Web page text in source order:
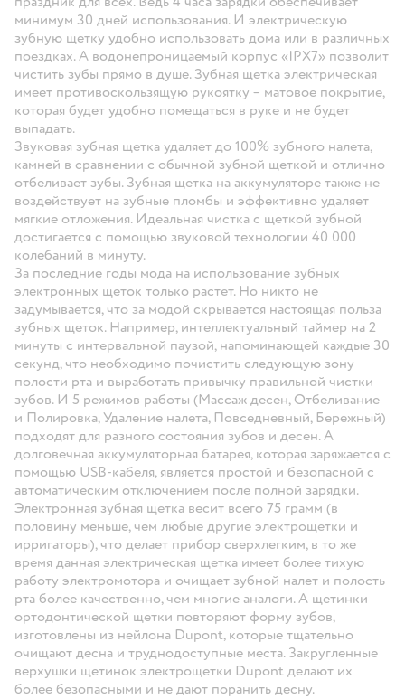
минимум 30 дней использования. И электрическую
зубную щетку удобно использовать дома или в различных
поездках. А водонепроницаемый корпус «IPX7» позволит
чистить зубы прямо в душе. Зубная щетка электрическая
имеет противоскользящую рукоятку – матовое покрытие,
которая будет удобно помещаться в руке и не будет
выпадать.
Звуковая зубная щетка удаляет до 100% зубного налета,
камней в сравнении с обычной зубной щеткой и отлично
отбеливает зубы. Зубная щетка на аккумуляторе также не
воздействует на зубные пломбы и эффективно удаляет
мягкие отложения. Идеальная чистка с щеткой зубной
достигается с помощью звуковой технологии 40 000
колебаний в минуту.
За последние годы мода на использование зубных
электронных щеток только растет. Но никто не
задумывается, что за модой скрывается настоящая польза
зубных щеток. Например, интеллектуальный таймер на 2
минуты с интервальной паузой, напоминающей каждые 30
секунд, что необходимо почистить следующую зону
полости рта и выработать привычку правильной чистки
зубов. И 5 режимов работы (Массаж десен, Отбеливание
и Полировка, Удаление налета, Повседневный, Бережный)
подходят для разного состояния зубов и десен. А
долговечная аккумуляторная батарея, которая заряжается с
помощью USB-кабеля, является простой и безопасной с
автоматическим отключением после полной зарядки.
Электронная зубная щетка весит всего 75 грамм (в
половину меньше, чем любые другие электрощетки и
ирригаторы), что делает прибор сверхлегким, в то же
время данная электрическая щетка имеет более тихую
работу электромотора и очищает зубной налет и полость
рта более качественно, чем многие аналоги. А щетинки
ортодонтической щетки повторяют форму зубов,
изготовлены из нейлона Dupont, которые тщательно
очищают десна и труднодоступные места. Закругленные
верхушки щетинок электрощетки Dupont делают их
более безопасными и не дают поранить десну.